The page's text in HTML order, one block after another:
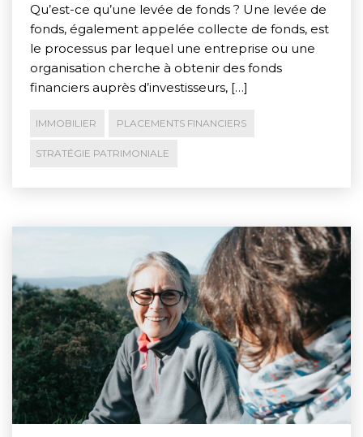
Qu’est-ce qu’une levée de fonds ? Une levée de
fonds, également appelée collecte de fonds, est
le processus par lequel une entreprise ou une
organisation cherche à obtenir des fonds
financiers auprès d’investisseurs, […]
IMMOBILIER PLACEMENTS FINANCIERS
STRATÉGIE PATRIMONIALE